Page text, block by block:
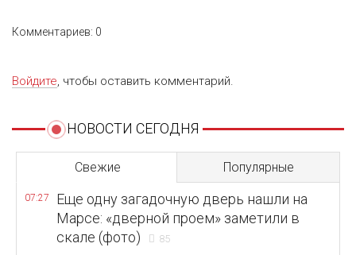
Комментариев: 0
Войдите, чтобы оставить комментарий.
НОВОСТИ СЕГОДНЯ
Свежие Популярные
07:27
Еще одну загадочную дверь нашли на
Марсе: «дверной проем» заметили в
скале (фото)
85